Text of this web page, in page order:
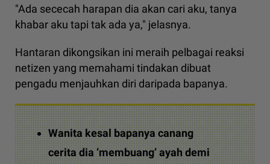
"Ada sececah harapan dia akan cari aku, tanya
khabar aku tapi tak ada ya," jelasnya.
Hantaran dikongsikan ini meraih pelbagai reaksi
netizen yang memahami tindakan dibuat
pengadu menjauhkan diri daripada bapanya.
Wanita kesal bapanya canang
cerita dia ‘membuang’ ayah demi